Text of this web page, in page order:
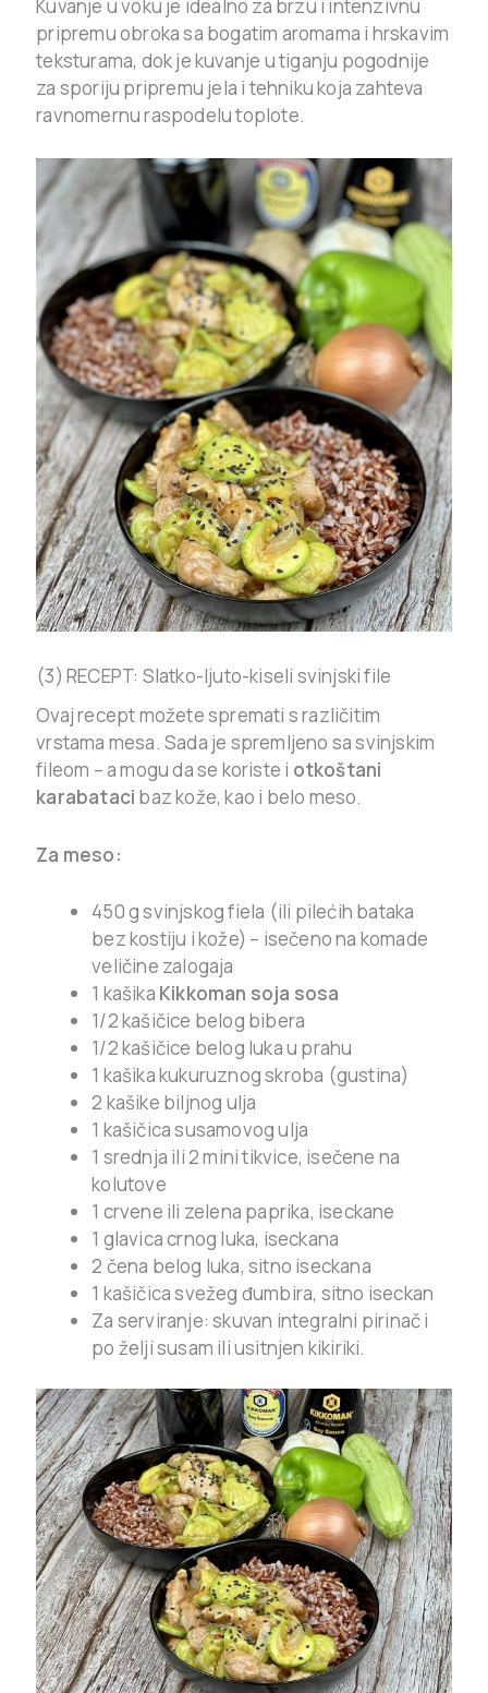
Kuvanje u voku je idealno za brzu i intenzivnu
pripremu obroka sa bogatim aromama i hrskavim
teksturama, dok je kuvanje u tiganju pogodnije
za sporiju pripremu jela i tehniku koja zahteva
ravnomernu raspodelu toplote.
(3) RECEPT: Slatko-ljuto-kiseli svinjski file
Ovaj recept možete spremati s različitim
vrstama mesa. Sada je spremljeno sa svinjskim
fileom – a mogu da se koriste i otkoštani
karabataci baz kože, kao i belo meso.
Za meso:
450 g svinjskog fiela (ili pilećih bataka
bez kostiju i kože) – isečeno na komade
veličine zalogaja
1 kašika Kikkoman soja sosa
1/2 kašičice belog bibera
1/2 kašičice belog luka u prahu
1 kašika kukuruznog skroba (gustina)
2 kašike biljnog ulja
1 kašičica susamovog ulja
1 srednja ili 2 mini tikvice, isečene na
kolutove
1 crvene ili zelena paprika, iseckane
1 glavica crnog luka, iseckana
2 čena belog luka, sitno iseckana
1 kašičica svežeg đumbira, sitno iseckan
Za serviranje: skuvan integralni pirinač i
po želji susam ili usitnjen kikiriki.